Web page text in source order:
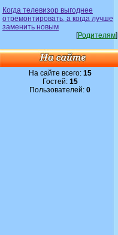
Когда телевизор выгоднее
отремонтировать, а когда лучше
заменить новым
[Родителям]
На сайте всего: 15
Гостей: 15
Пользователей: 0